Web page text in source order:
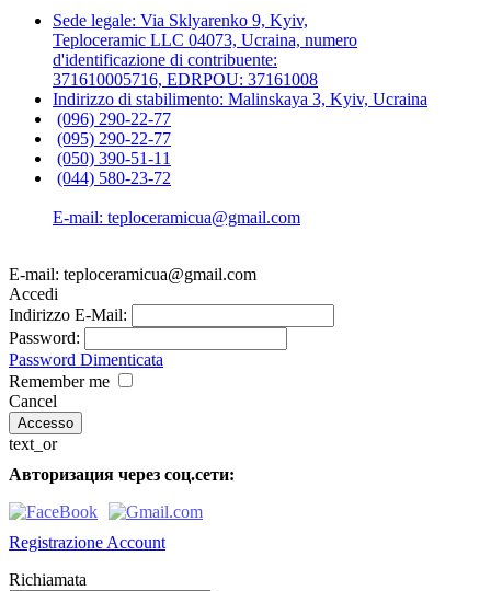
Sede legale: Via Sklyarenko 9, Kyiv,
Teploceramic LLС 04073, Ucraina, numero
d'identificazione di contribuente:
371610005716, EDRPOU: 37161008
Indirizzo di stabilimento: Malinskaya 3, Kyiv, Ucraina
(096) 290-22-77
(095) 290-22-77
(050) 390-51-11
(044) 580-23-72
E-mail: teploceramicua@gmail.com
E-mail: teploceramicua@gmail.com
Accedi
Indirizzo E-Mail:
Password:
Password Dimenticata
Remember me
Cancel
text_or
Авторизация через соц.сети:
Registrazione Account
Richiamata